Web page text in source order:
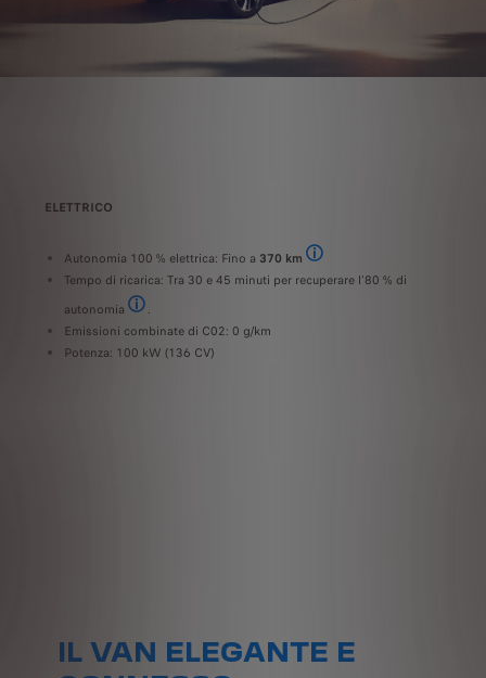
180 CV S&S EAT8, emissioni di CO2 (combinato, WLTP): 208 g/km, consumo
ELETTRICO
Autonomia 100 % elettrica: Fino a 370 km
In fase di omologazione -
Tempo di ricarica: Tra 30 e 45 minuti per recuperare l’80 % di
autonomia
Presso una stazione pubblica rapida (≥100 kW)
.
Emissioni combinate di C02: 0 g/km
Potenza: 100 kW (136 CV)
IL VAN ELEGANTE E